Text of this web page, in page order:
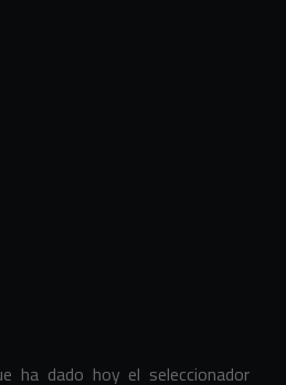
ha dado hoy el seleccionador